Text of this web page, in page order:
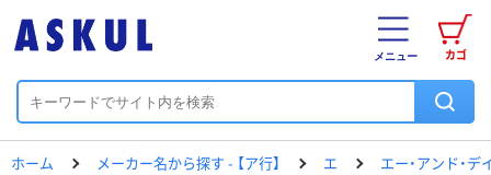
カゴ
メニュー
ホーム メーカー名から探す - 【ア行】 エ エー・アンド・デ